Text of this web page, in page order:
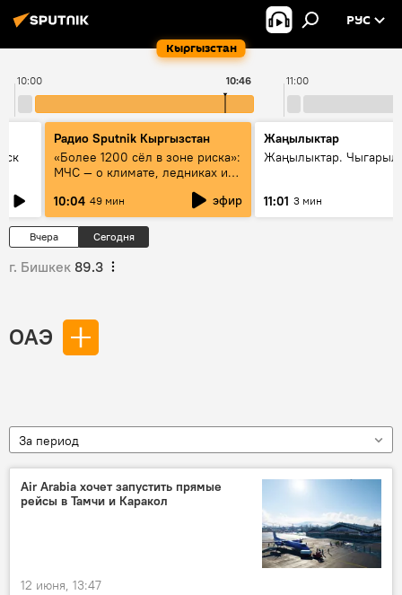
Кыргызстан
РУС
10:00 11:00
10:46
Радио Sputnik Кыргызстан
«Более 1200 сёл в зоне риска»:
МЧС — о климате, ледниках и
населения
10:04 49 мин эфир
Жаңылыктар
Жаңылыктар.
11:01 3 мин
Вчера Сегодня
г. Бишкек 89.3
ОАЭ
За период
Air Arabia хочет запустить прямые
рейсы в Тамчи и Каракол
12 июня, 13:47